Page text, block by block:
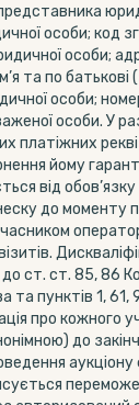
особи; код
особи;
та по батькові
особи;
особи. У
платіжних
йому
від
до моменту
до ст. ст. 85, 86
та пунктів 1,
про кожного
до